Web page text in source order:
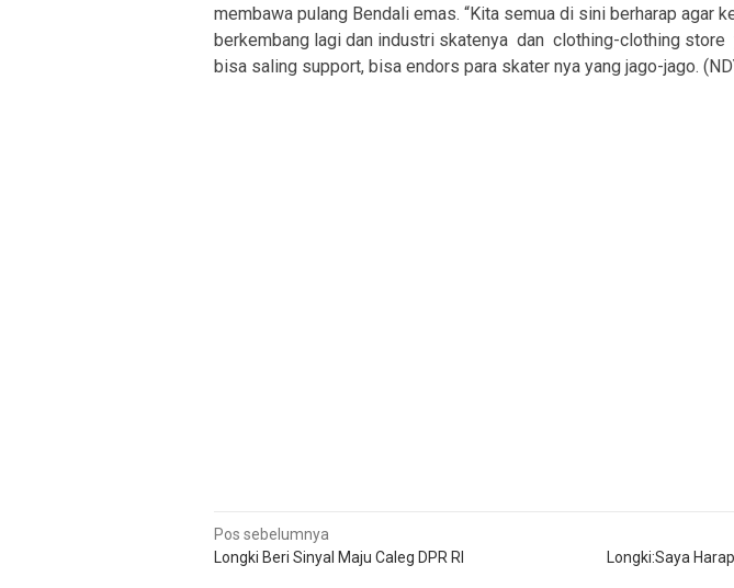
membawa pulang Bendali emas. “Kita semua di sini berharap agar
berkembang lagi dan industri skatenya dan clothing-clothing store
bisa saling support, bisa endors para skater nya yang jago-jago.
Navigasi
pos
Pos sebelumnya
Longki Beri Sinyal Maju Caleg DPR RI
Longki:Saya